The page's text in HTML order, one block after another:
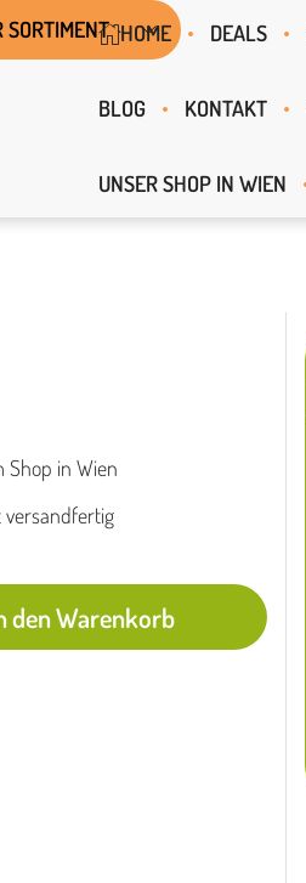
SORTIMENT HOME DEALS
BLOG KONTAKT
UNSER SHOP IN WIEN
Shop in Wien
versandfertig
den Warenkorb